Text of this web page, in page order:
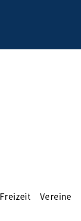
Freizeit Vereine